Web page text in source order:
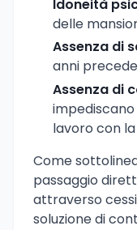
Idoneità
delle
Assenza di
anni
Assenza di
lavoro con
Come
passaggio
attraverso
soluzione di